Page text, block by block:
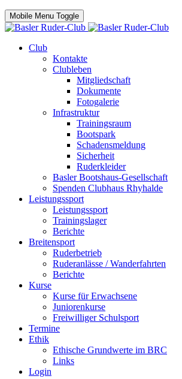
Mobile Menu Toggle
Club
Kontakte
Clubleben
Mitgliedschaft
Dokumente
Fotogalerie
Infrastruktur
Trainingsraum
Bootspark
Schadensmeldung
Sicherheit
Ruderkleider
Basler Bootshaus-Gesellschaft
Spenden Clubhaus Rhyhalde
Leistungssport
Leistungssport
Trainingslager
Berichte
Breitensport
Ruderbetrieb
Ruderanlässe / Wanderfahrten
Berichte
Kurse
Kurse für Erwachsene
Juniorenkurse
Freiwilliger Schulsport
Termine
Ethik
Ethische Grundwerte im BRC
Links
Login